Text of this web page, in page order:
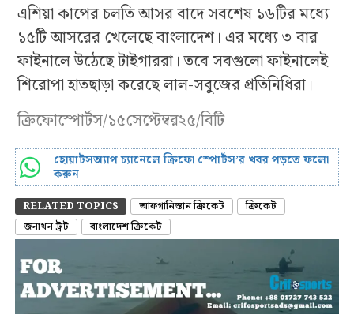
এশিয়া কাপের চলতি আসর বাদে সবশেষ ১৬টির মধ্যে
১৫টি আসরের খেলেছে বাংলাদেশ। এর মধ্যে ৩ বার
ফাইনালে উঠেছে টাইগাররা। তবে সবগুলো ফাইনালেই
শিরোপা হাতছাড়া করেছে লাল-সবুজের প্রতিনিধিরা।
ক্রিফোস্পোর্টস/১৫সেপ্টেম্বর২৫/বিটি
হোয়াটসঅ্যাপ চ্যানেলে ক্রিফো স্পোর্টস’র খবর পড়তে ফলো
করুন
RELATED TOPICS আফগানিস্তান ক্রিকেট
ক্রিকেট
জনাথন ট্রট
বাংলাদেশ ক্রিকেট